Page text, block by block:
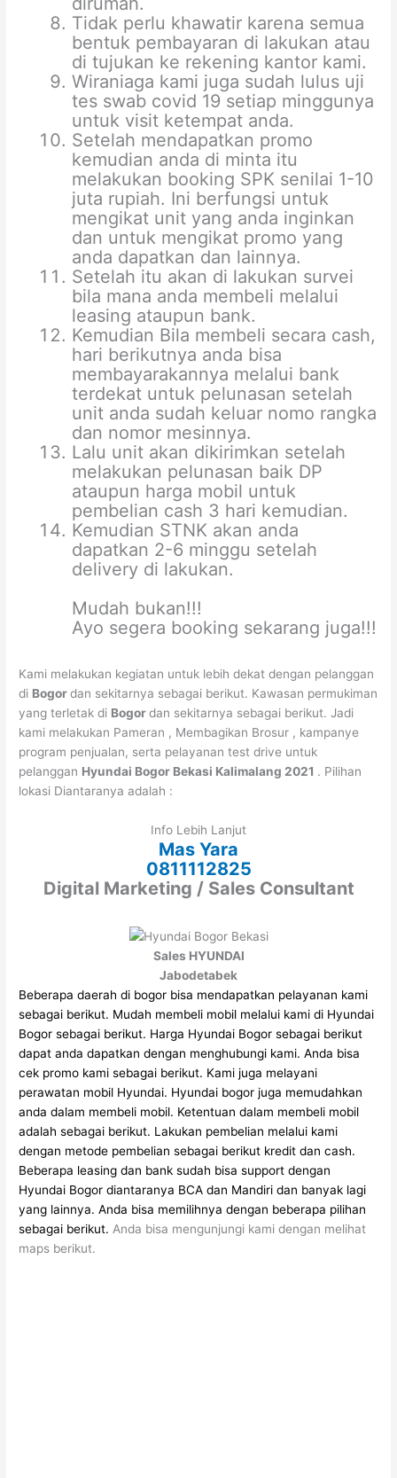
Tidak perlu khawatir karena semua
bentuk pembayaran di lakukan atau
di tujukan ke rekening kantor kami.
Wiraniaga kami juga sudah lulus uji
tes swab covid 19 setiap minggunya
untuk visit ketempat anda.
Setelah mendapatkan promo
kemudian anda di minta itu
melakukan booking SPK senilai 1-10
juta rupiah. Ini berfungsi untuk
mengikat unit yang anda inginkan
dan untuk mengikat promo yang
anda dapatkan dan lainnya.
Setelah itu akan di lakukan survei
bila mana anda membeli melalui
leasing ataupun bank.
Kemudian Bila membeli secara cash,
hari berikutnya anda bisa
membayarakannya melalui bank
terdekat untuk pelunasan setelah
unit anda sudah keluar nomo rangka
dan nomor mesinnya.
Lalu unit akan dikirimkan setelah
melakukan pelunasan baik DP
ataupun harga mobil untuk
pembelian cash 3 hari kemudian.
Kemudian STNK akan anda
dapatkan 2-6 minggu setelah
delivery di lakukan.
Mudah bukan!!!
Ayo segera booking sekarang juga!!!
Kami melakukan kegiatan untuk lebih dekat dengan pelanggan
di Bogordan sekitarnya sebagai berikut. Kawasan permukiman
yang terletak di Bogordan sekitarnya sebagai berikut. Jadi
kami melakukan Pameran , Membagikan Brosur , kampanye
program penjualan, serta pelayanan test drive untuk
pelanggan Hyundai Bogor Bekasi Kalimalang 2021 . Pilihan
lokasi Diantaranya adalah :
Info Lebih Lanjut
Mas Yara
0811112825
Digital Marketing / Sales Consultant
Sales HYUNDAI
Jabodetabek
Beberapa daerah di bogor bisa mendapatkan pelayanan kami
sebagai berikut. Mudah membeli mobil melalui kami di Hyundai
Bogor sebagai berikut. Harga Hyundai Bogor sebagai berikut
dapat anda dapatkan dengan menghubungi kami. Anda bisa
cek promo kami sebagai berikut. Kami juga melayani
perawatan mobil Hyundai. Hyundai bogor juga memudahkan
anda dalam membeli mobil. Ketentuan dalam membeli mobil
adalah sebagai berikut. Lakukan pembelian melalui kami
dengan metode pembelian sebagai berikut kredit dan cash.
Beberapa leasing dan bank sudah bisa support dengan
Hyundai Bogor diantaranya BCA dan Mandiri dan banyak lagi
yang lainnya. Anda bisa memilihnya dengan beberapa pilihan
sebagai berikut. Anda bisa mengunjungi kami dengan melihat
maps berikut.